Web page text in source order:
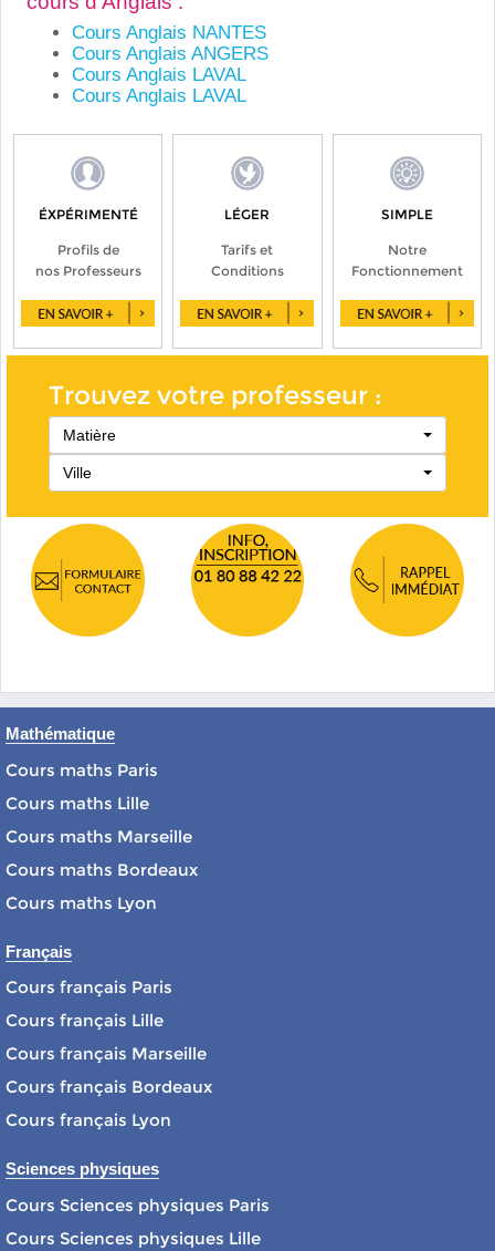
Cours Anglais NANTES
Cours Anglais ANGERS
Cours Anglais LAVAL
Cours Anglais LAVAL
ÉXPÉRIMENTÉ
Profils de
nos Professeurs
LÉGER
Tarifs et
Conditions
SIMPLE
Notre
Fonctionnement
Trouvez votre professeur :
Matière
Ville
Mathématique
Cours maths Paris
Cours maths Lille
Cours maths Marseille
Cours maths Bordeaux
Cours maths Lyon
Français
Cours français Paris
Cours français Lille
Cours français Marseille
Cours français Bordeaux
Cours français Lyon
Sciences physiques
Cours Sciences physiques Paris
Cours Sciences physiques Lille